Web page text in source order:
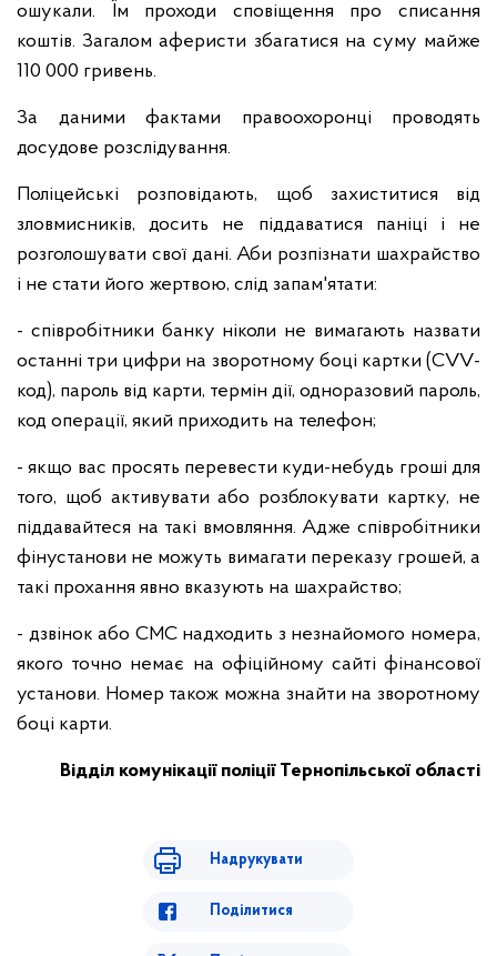
ошукали. Їм проходи сповіщення про списання
коштів. Загалом аферисти збагатися на суму майже
110 000 гривень.
За даними фактами правоохоронці проводять
досудове розслідування.
Поліцейські розповідають, щоб захиститися від
зловмисників, досить не піддаватися паніці і не
розголошувати свої дані. Аби розпізнати шахрайство
і не стати його жертвою, слід запам'ятати:
- співробітники банку ніколи не вимагають назвати
останні три цифри на зворотному боці картки (CVV-
код), пароль від карти, термін дії, одноразовий пароль,
код операції, який приходить на телефон;
- якщо вас просять перевести куди-небудь гроші для
того, щоб активувати або розблокувати картку, не
піддавайтеся на такі вмовляння. Адже співробітники
фінустанови не можуть вимагати переказу грошей, а
такі прохання явно вказують на шахрайство;
- дзвінок або СМС надходить з незнайомого номера,
якого точно немає на офіційному сайті фінансової
установи. Номер також можна знайти на зворотному
боці карти.
Відділ комунікації поліції Тернопільської області
Надрукувати
Поділитися